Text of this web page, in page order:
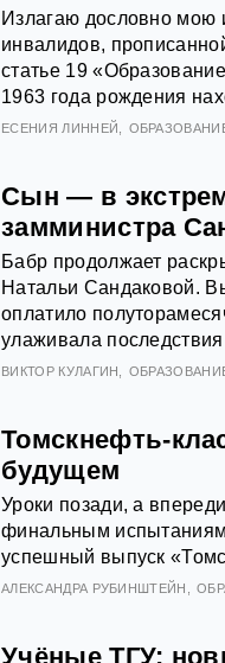
Излагаю дословно мою
инвалидов,
статье 19
1963 года рождения
ЕСЕНИЯ ЛИННЕЙ
Сын — в
замминистра
Бабр продолжает
Натальи Сандаковой.
оплатило
улаживала
ВИКТОР КУЛАГИН
Томскнефть-
будущем
Уроки позади, а
финальным
успешный выпуск
АЛЕКСАНДРА РУБИНШТЕЙН
Учёные ТГУ: